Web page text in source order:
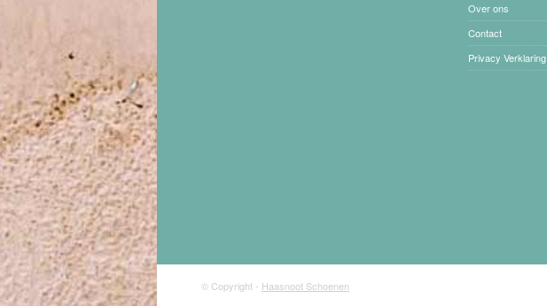
Over ons
Contact
Privacy Verklaring
© Copyright - Haasnoot Schoenen